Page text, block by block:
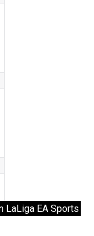
LaLiga EA Sports